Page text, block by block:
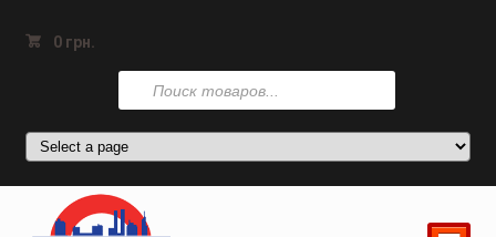
0 грн.
Поиск
товаров